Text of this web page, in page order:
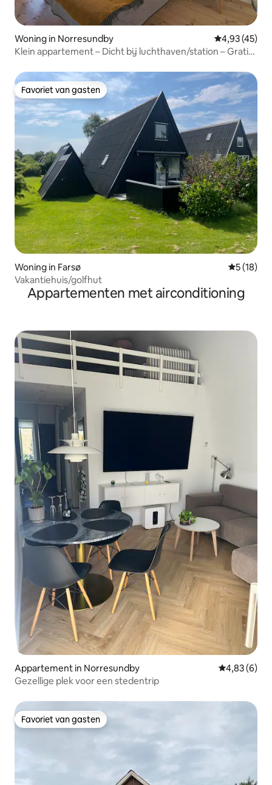
Woning in Norresundby Gemiddelde
4,93 (45)
Klein appartement – Dicht bij luchthaven/station – Gratis
Favoriet van gasten
Favoriet van gasten
Woning in Farsø
5 (18)
Vakantiehuis/golfhut
Appartementen met airconditioning
Appartement in Norresundby Gemiddelde
4,83 (6)
Gezellige plek voor een stedentrip
Favoriet van gasten
Favoriet van gasten